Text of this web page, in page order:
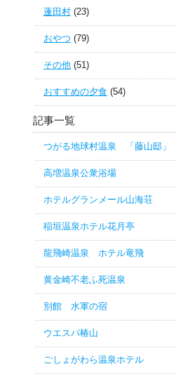
蓬田村 (23)
おやつ (79)
その他 (51)
おすすめの夕食 (54)
記事一覧
つがる地球村温泉 「藤山邸」
高増温泉公衆浴場
ホテルグランメール山海荘
稲垣温泉ホテル花月亭
龍飛崎温泉 ホテル竜飛
黄金崎不老ふ死温泉
別館 水軍の宿
ウエスパ椿山
ごしょがわら温泉ホテル